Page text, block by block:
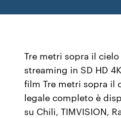
Tre metri sopra il
streaming in SD HD
film Tre metri sopra il
legale completo è
su Chili, TIMVISION,